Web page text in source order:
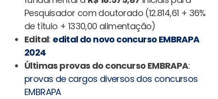
Pesquisador com doutorado (12.814,61 + 36%
de título + 1330,00 alimentação)
Edital: edital do novo concurso EMBRAPA
2024
Últimas provas do concurso EMBRAPA:
provas de cargos diversos dos concursos
EMBRAPA